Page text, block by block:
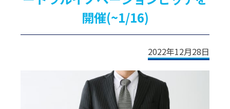
開催(~1/16)
2022年12月28日